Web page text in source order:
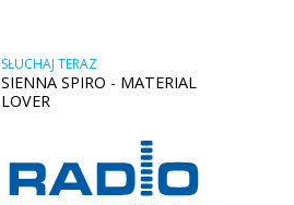
SŁUCHAJ TERAZ
SIENNA SPIRO - MATERIAL
LOVER